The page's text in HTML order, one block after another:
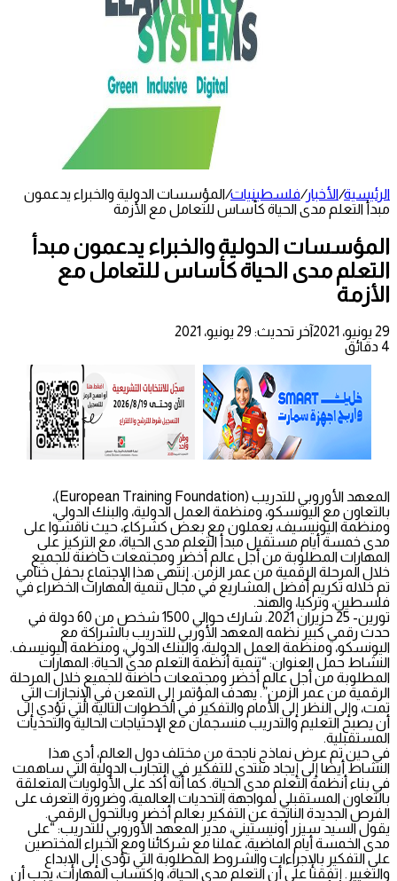
الرئيسية/الأخبار/فلسطينيات/المؤسسات الدولية والخبراء يدعمون
مبدأ التعلم مدى الحياة كأساس للتعامل مع الأزمة
المؤسسات الدولية والخبراء يدعمون مبدأ
التعلم مدى الحياة كأساس للتعامل مع
الأزمة
29 يونيو، 2021
آخر تحديث: 29 يونيو، 2021
4 دقائق
المعهد الأوروبي للتدريب (European Training Foundation)،
بالتعاون مع اليونسكو، ومنظمة العمل الدولية، والبنك الدولي،
ومنظمة اليونيسيف، يعملون مع بعض كشركاء، حيث ناقشوا على
مدى خمسة أيام مستقبل مبدأ التعلم مدى الحياة، مع التركيز على
المهارات المطلوبة من أجل عالم أخضر ومجتمعات حاضنة للجميع
خلال المرحلة الرقمية من عمر الزمن. إنتهى هذا الإجتماع بحفل ختامي
تم خلاله تكريم أفضل المشاريع في مجال تنمية المهارات الخضراء في
فلسطين، وتركيا، والهند.
تورين- 25 حزيران 2021. شارك حوالي 1500 شخص من 60 دولة في
حدث رقمي كبير نظمه المعهد الأوربي للتدريب بالشراكة مع
اليونسكو، ومنظمة العمل الدولية، والبنك الدولي، ومنظمة اليونيسف.
النشاط حمل العنوان: “تنمية أنظمة التعلم مدى الحياة: المهارات
المطلوبة من أجل عالم أخضر ومجتمعات حاضنة للجميع خلال المرحلة
الرقمية من عمر الزمن”. يهدف المؤتمر إلى التمعن في الإنجازات التي
تمت، وإلى النظر إلى الأمام والتفكير في الخطوات التالية التي تؤدي إلى
أن يصبح التعليم والتدريب منسجمان مع الإحتياجات الحالية والتحديات
المستقبلية.
في حين تم عرض نماذج ناجحة من مختلف دول العالم، أدى هذا
النشاط أيضا إلى إيجاد منتدى للتفكير في التجارب الدولية التي ساهمت
في بناء أنظمة التعلم مدى الحياة. كما أنه أكد على الأولويات المتعلقة
بالتعاون المستقبلي لمواجهة التحديات العالمية، وضرورة التعرف على
الفرص الجديدة الناتجة عن التفكير بعالم أخضر وبالتحول الرقمي.
يقول السيد سيزر أونيستيني، مدير المعهد الأوروبي للتدريب: “على
مدى الخمسة أيام الماضية، عملنا مع شركائنا ومع الخبراء المختصين
على التفكير بالإجراءات والشروط المطلوبة التي تؤدي إلى الإبداع
والتغيير. إتفقنا على أن التعلم مدى الحياة، وإكتساب المهارات، يجب أن